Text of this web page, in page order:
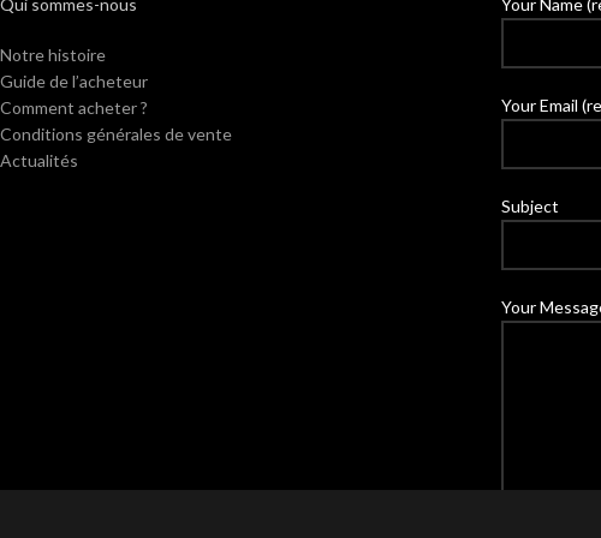
Qui sommes-nous
Notre histoire
Guide de l’acheteur
Comment acheter ?
Conditions générales de vente
Actualités
Your Name
Your Email
Subject
Your